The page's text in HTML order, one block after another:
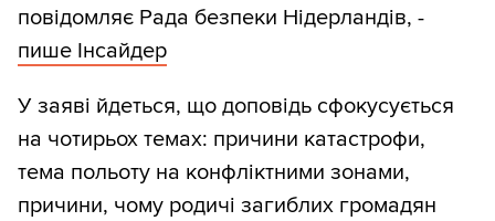
повідомляє Рада безпеки Нідерландів, -
пише Інсайдер
У заяві йдеться, що доповідь сфокусується
на чотирьох темах: причини катастрофи,
тема польоту на конфліктними зонами,
причини, чому родичі загиблих громадян